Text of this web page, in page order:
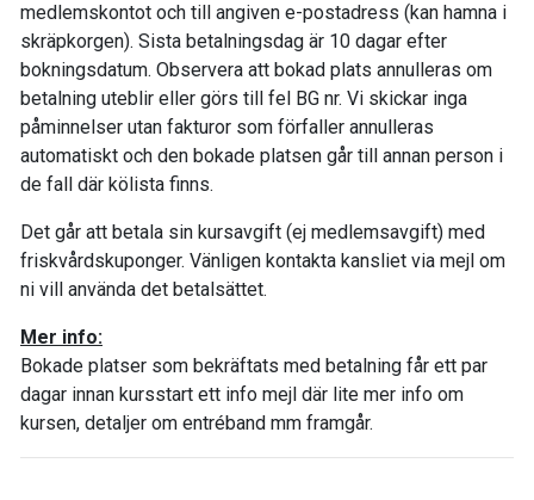
medlemskontot och till angiven e-postadress (kan hamna i
skräpkorgen). Sista betalningsdag är 10 dagar efter
bokningsdatum. Observera att bokad plats annulleras om
betalning uteblir eller görs till fel BG nr. Vi skickar inga
påminnelser utan fakturor som förfaller annulleras
automatiskt och den bokade platsen går till annan person i
de fall där kölista finns.
Det går att betala sin kursavgift (ej medlemsavgift) med
friskvårdskuponger. Vänligen kontakta kansliet via mejl om
ni vill använda det betalsättet.
Mer info:
Bokade platser som bekräftats med betalning får ett par
dagar innan kursstart ett info mejl där lite mer info om
kursen, detaljer om entréband mm framgår.